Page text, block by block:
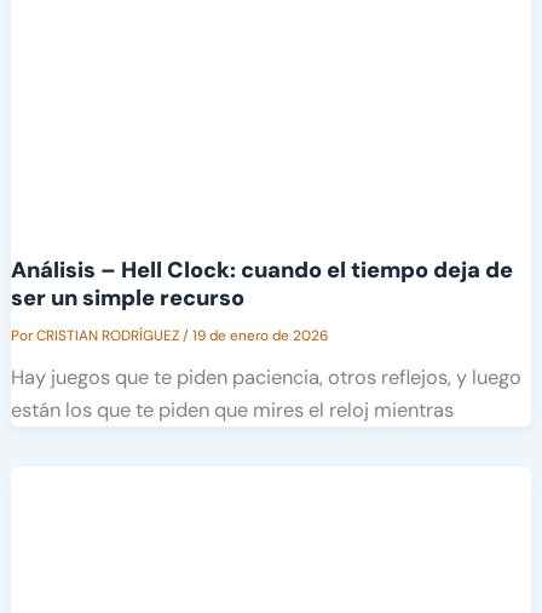
Análisis – Hell Clock: cuando el tiempo deja de
ser un simple recurso
PorCRISTIAN RODRÍGUEZ/19 de enero de 2026
Hay juegos que te piden paciencia, otros reflejos, y luego
están los que te piden que mires el reloj mientras